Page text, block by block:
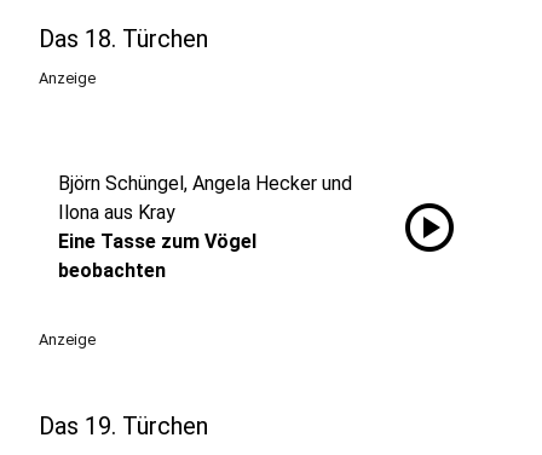
Das 18. Türchen
Anzeige
Björn Schüngel, Angela Hecker und
Ilona aus Kray
Eine Tasse zum Vögel
beobachten
play_circle
Anzeige
Das 19. Türchen